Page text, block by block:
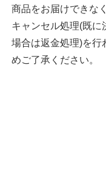
商品をお届けできな
キャンセル処理(既に
場合は返金処理)を行
めご了承ください。